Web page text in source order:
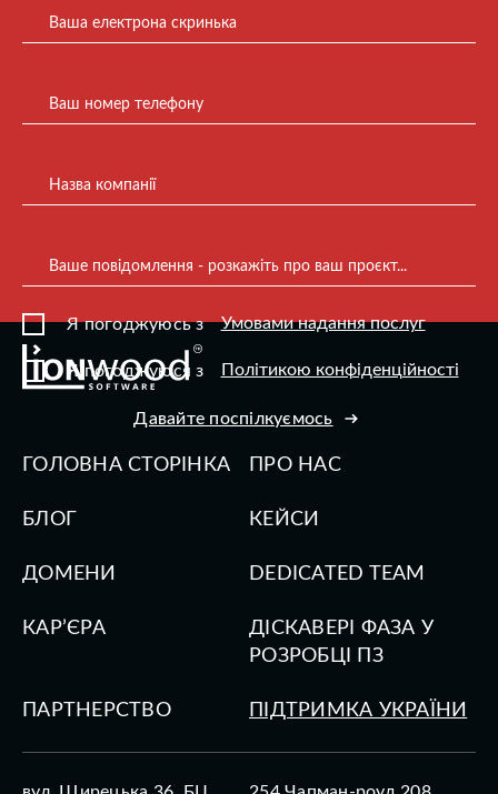
Ваша електрона скринька
Ваш номер телефону
Назва компанії
Ваше повідомлення - розкажіть про ваш проєкт...
Я погоджуюсь з Умовами надання послуг
Я погоджуюся з Політикою конфіденційності
Давайте поспілкуємось
ГОЛОВНА СТОРІНКА ПРО НАС
БЛОГ КЕЙСИ
ДОМЕНИ DEDICATED TEAM
КАР’ЄРА
ДІСКАВЕРІ ФАЗА У
РОЗРОБЦІ ПЗ
ПАРТНЕРСТВО ПІДТРИМКА УКРАЇНИ